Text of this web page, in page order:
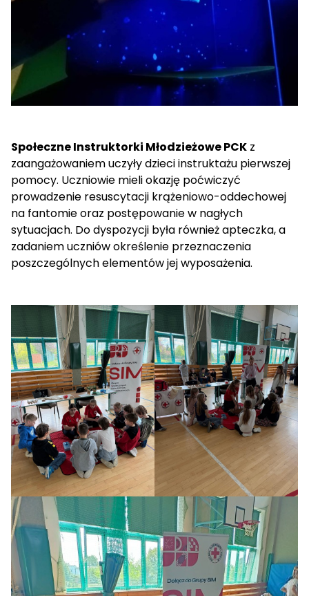
Społeczne Instruktorki Młodzieżowe PCK z
zaangażowaniem uczyły dzieci instruktażu pierwszej
pomocy. Uczniowie mieli okazję poćwiczyć
prowadzenie resuscytacji krążeniowo-oddechowej
na fantomie oraz postępowanie w nagłych
sytuacjach. Do dyspozycji była również apteczka, a
zadaniem uczniów określenie przeznaczenia
poszczególnych elementów jej wyposażenia.